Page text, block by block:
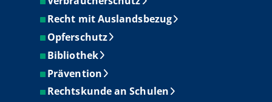
Recht mit Auslandsbezug
Opferschutz
Bibliothek
Prävention
Rechtskunde an Schulen